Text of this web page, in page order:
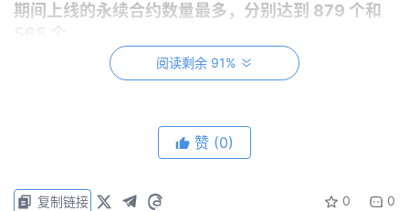
期间上线的永续合约数量最多，分别达到 879 个和
阅读剩余 91%
赞 (0)
0 0
复制链接